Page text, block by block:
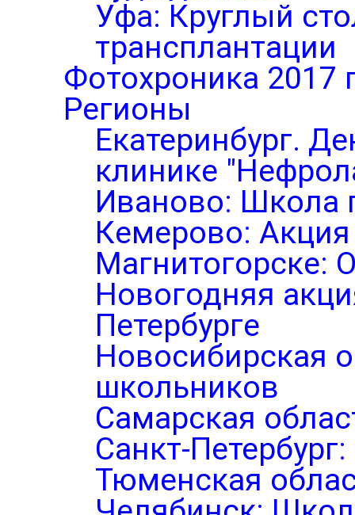
Уфа: Круглый
трансплантации
Фотохроника 2017
Регионы
Екатеринбург.
клинике
Иваново: Школа
Кемерово:
Магнитогорске:
Новогодняя
Петербурге
Новосибирская
школьников
Самарская
Санкт-
Тюменская